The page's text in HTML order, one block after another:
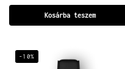
Kosárba teszem
-10%